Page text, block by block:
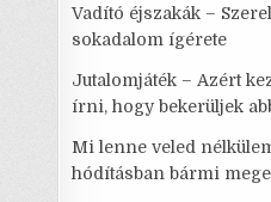
Vadító éjszakák –
sokadalom ígérete
Jutalomjáték – Azért
írni, hogy bekerüljek
Mi lenne veled
hódításban bármi